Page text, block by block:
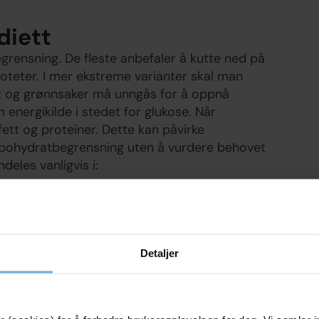
Detaljer
De fleste anbefaler å kutte ned på
I mer ekstreme varianter skal man
grønnsaker må unngås for å oppnå
i stedet for glukose. Når
og proteiner. Dette kan påvirke
uten å vurdere behovet
vanligvis i:
dag
lavere enn vanlig vestlig kosthold.
for vektnedgang?